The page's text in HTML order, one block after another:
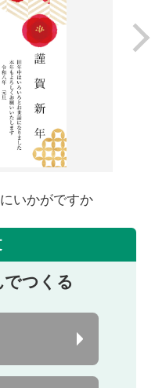
いかがですか
つくる